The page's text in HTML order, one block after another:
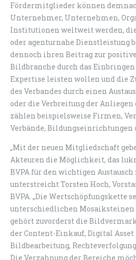
Fördermitglieder können
Unternehmer, Unternehmen,
Institutionen weltweit werden,
oder agenturnahe Dienstleistung
dennoch ihren Beitrag zur
Bildbranche durch das
Expertise leisten wollen und die
des Verbandes durch einen
oder die Verbreitung der Anliegen
zählen beispielsweise Firmen,
Verbände,
„Mit der neuen Mitgliedschaft
Akteuren die Möglichkeit, das
BVPA für den wichtigen Austausch
unterstreicht Torsten Hoch,
BVPA. „Die Wertschöpfungskette
unterschiedlichen Mosaiksteinen
gehört zuvorderst die
der Content-Einkauf, Digital Asset
Bildbearbeitung,
Die Verzahnung der Bereiche